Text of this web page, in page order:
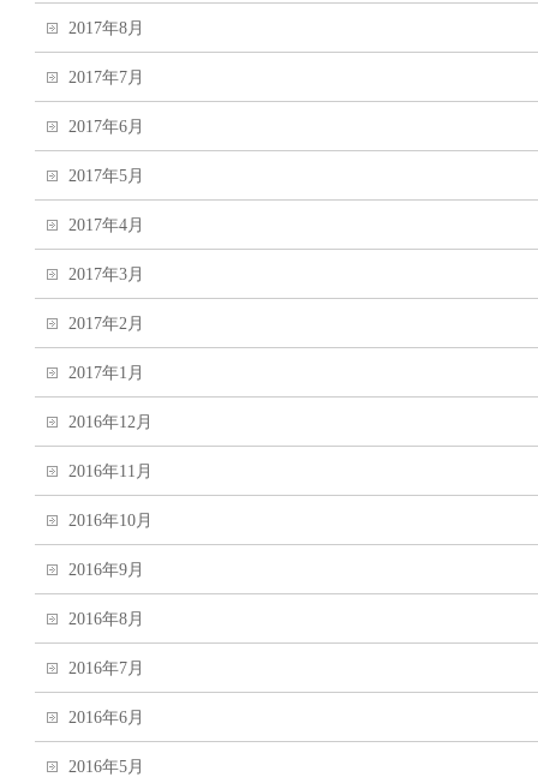
2017年8月
2017年7月
2017年6月
2017年5月
2017年4月
2017年3月
2017年2月
2017年1月
2016年12月
2016年11月
2016年10月
2016年9月
2016年8月
2016年7月
2016年6月
2016年5月